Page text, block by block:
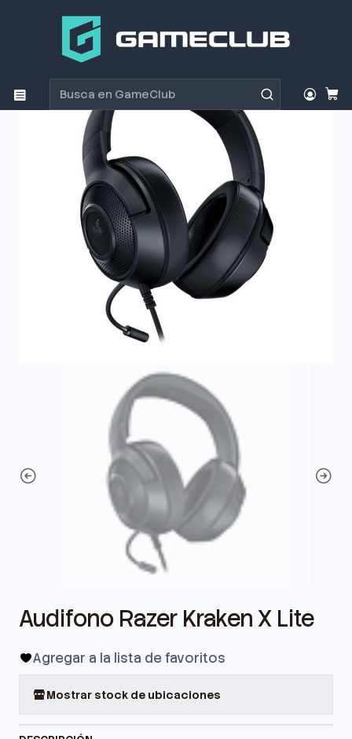
Productos
Audifono Razer Kraken X Lite
Audifono Razer Kraken X Lite
Agregar a la lista de favoritos
Mostrar stock de ubicaciones